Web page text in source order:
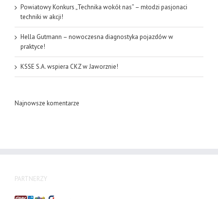
Powiatowy Konkurs „Technika wokół nas” – młodzi pasjonaci
techniki w akcji!
Hella Gutmann – nowoczesna diagnostyka pojazdów w
praktyce!
KSSE S.A. wspiera CKZ w Jaworznie!
Najnowsze komentarze
PARTNERZY